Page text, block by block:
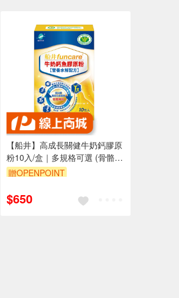
【船井】高成長關健牛奶鈣膠原
粉10入/盒｜多規格可選 (骨骼保
健X成長補給)
贈OPENPOINT
$650